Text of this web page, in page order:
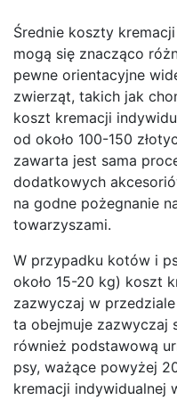
Średnie koszty
mogą się znacząco
pewne orientacyjne
zwierząt, takich jak
koszt kremacji
od około 100-150
zawarta jest sama
dodatkowych
na godne pożegnanie
towarzyszami.
W przypadku kotów i
około 15-20 kg) koszt
zazwyczaj w
ta obejmuje zazwyczaj
również podstawową
psy, ważące powyżej
kremacji indywidualnej